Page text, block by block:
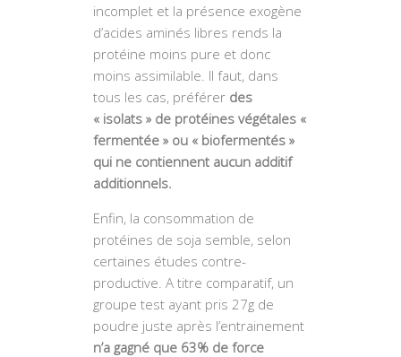
incomplet et la présence exogène
d’acides aminés libres rends la
protéine moins pure et donc
moins assimilable. Il faut, dans
tous les cas, préférer des
« isolats » de protéines végétales «
fermentée » ou « biofermentés »
qui ne contiennent aucun additif
additionnels.
Enfin, la consommation de
protéines de soja semble, selon
certaines études contre-
productive. A titre comparatif, un
groupe test ayant pris 27g de
poudre juste après l’entrainement
n’a gagné que 63% de force